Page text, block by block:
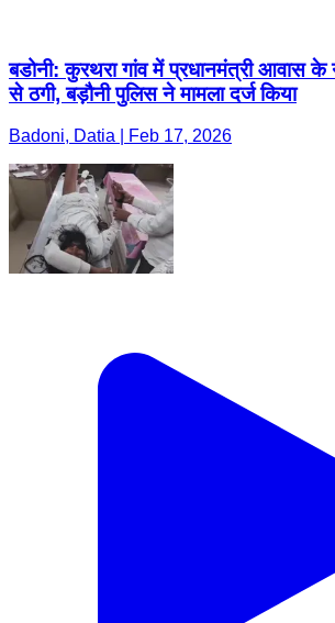
बडोनी: कुरथरा गांव में प्रधानमंत्री आवास के
से ठगी, बड़ौनी पुलिस ने मामला दर्ज किया
Badoni, Datia | Feb 17, 2026